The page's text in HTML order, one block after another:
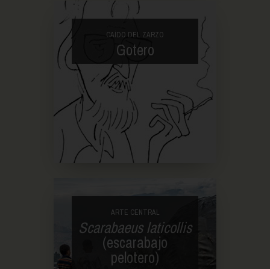
CAÍDO DEL ZARZO
Gotero
ARTE CENTRAL
Scarabaeus laticollis
(escarabajo
pelotero)